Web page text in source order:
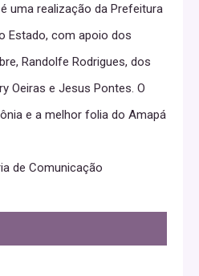
uma realização da Prefeitura
Estado, com apoio dos
Randolfe Rodrigues, dos
Oeiras e Jesus Pontes. O
e a melhor folia do Amapá
de Comunicação